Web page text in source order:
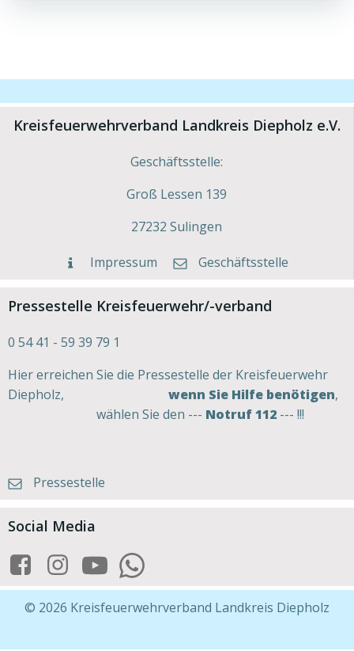
Kreisfeuerwehrverband Landkreis Diepholz e.V.
Geschäftsstelle:
Groß Lessen 139
27232 Sulingen
Impressum Geschäftsstelle
Pressestelle Kreisfeuerwehr/-verband
0 54 41 - 59 39 79 1
Hier erreichen Sie die Pressestelle der Kreisfeuerwehr
Diepholz, wenn Sie Hilfe benötigen,
wählen Sie den --- Notruf 112 --- !!!
Pressestelle
Social Media
© 2026 Kreisfeuerwehrverband Landkreis Diepholz